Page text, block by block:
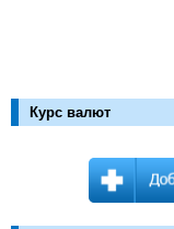
Курс валют